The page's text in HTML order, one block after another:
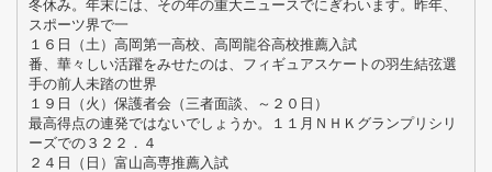
冬休み。年末には、その年の重大ニュースでにぎわいます。昨年、
スポーツ界で一
１６日（土）高岡第一高校、高岡龍谷高校推薦入試
番、華々しい活躍をみせたのは、フィギュアスケートの羽生結弦選
手の前人未踏の世界
１９日（火）保護者会（三者面談、～２０日）
最高得点の連発ではないでしょうか。１１月ＮＨＫグランプリシリ
ーズでの３２２．４
２４日（日）富山高専推薦入試